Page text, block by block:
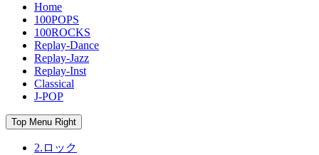
Home
100POPS
100ROCKS
Replay-Dance
Replay-Jazz
Replay-Inst
Classical
J-POP
Top Menu Right
2.ロック